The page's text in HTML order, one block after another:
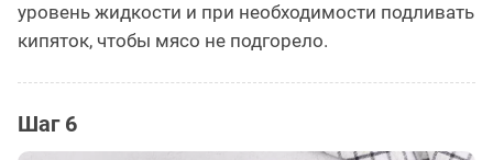
уровень жидкости и при необходимости подливать
кипяток, чтобы мясо не подгорело.
Шаг 6